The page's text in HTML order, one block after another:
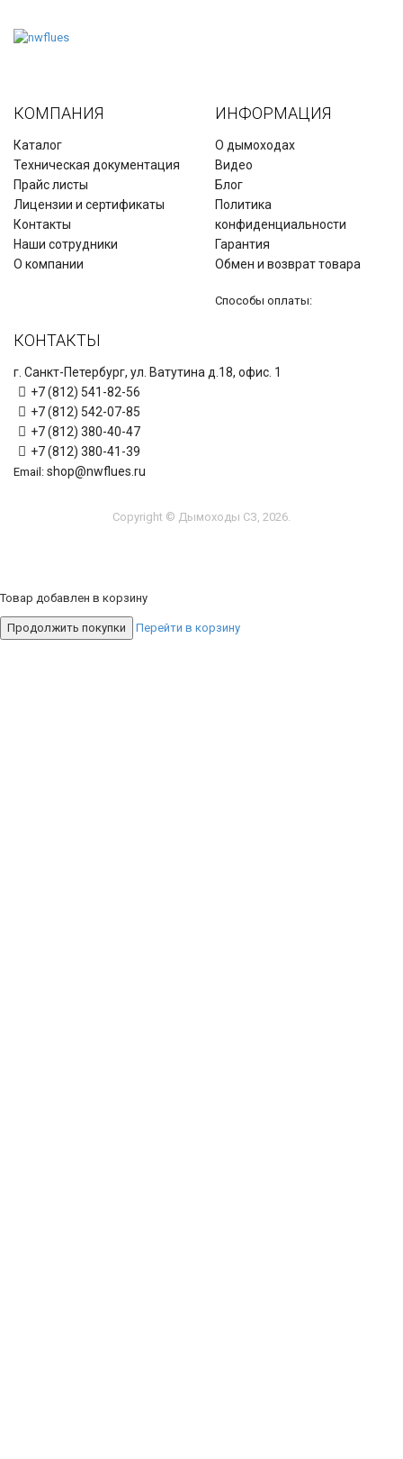
КОМПАНИЯ
Каталог
Техническая документация
Прайс листы
Лицензии и сертификаты
Контакты
Наши сотрудники
О компании
ИНФОРМАЦИЯ
О дымоходах
Видео
Блог
Политика
конфиденциальности
Гарантия
Обмен и возврат товара
Способы оплаты:
КОНТАКТЫ
г. Санкт-Петербург, ул. Ватутина д.18, офис. 1
+7 (812) 541-82-56
+7 (812) 542-07-85
+7 (812) 380-40-47
+7 (812) 380-41-39
Email: shop@nwflues.ru
Copyright © Дымоходы СЗ, 2026.
Товар добавлен в корзину
Продолжить покупки Перейти в корзину